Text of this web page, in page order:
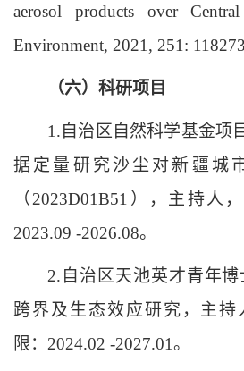
aerosol products over
Environment, 2021, 251:
（六）科研项目
1.自治区自然科学基金项
据定量研究沙尘对新疆城
（2023D01B51），主持人
2023.09 -2026.08。
2.自治区天池英才青年
跨界及生态效应研究，主持
限：2024.02 -2027.01。